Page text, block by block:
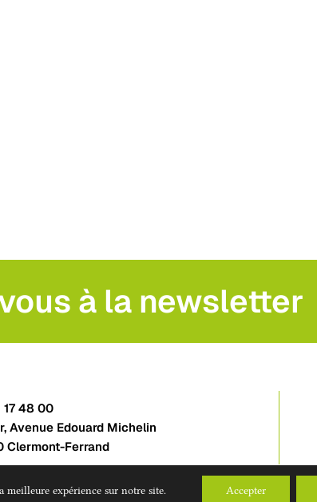
à la newsletter
17 48 00
Avenue Edouard Michelin
Clermont-Ferrand
expérience sur notre site. Accepter